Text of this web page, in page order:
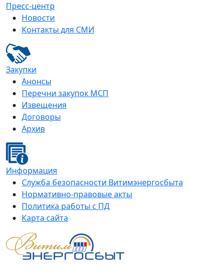
Пресс-центр
Новости
Контакты для СМИ
Закупки
Анонсы
Перечни закупок МСП
Извещения
Договоры
Архив
Информация
Служба безопасности Витимэнергосбыта
Нормативно-правовые акты
Политика работы с ПД
Карта сайта